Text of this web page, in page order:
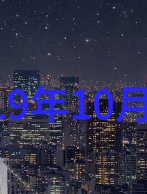
！ 最恐の相性
芸能界
社会
年10